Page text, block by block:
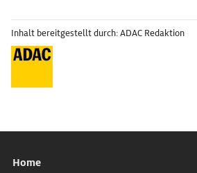
Inhalt bereitgestellt durch: ADAC Redaktion
Home